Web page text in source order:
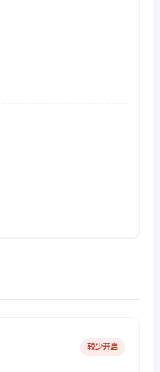
较少开启